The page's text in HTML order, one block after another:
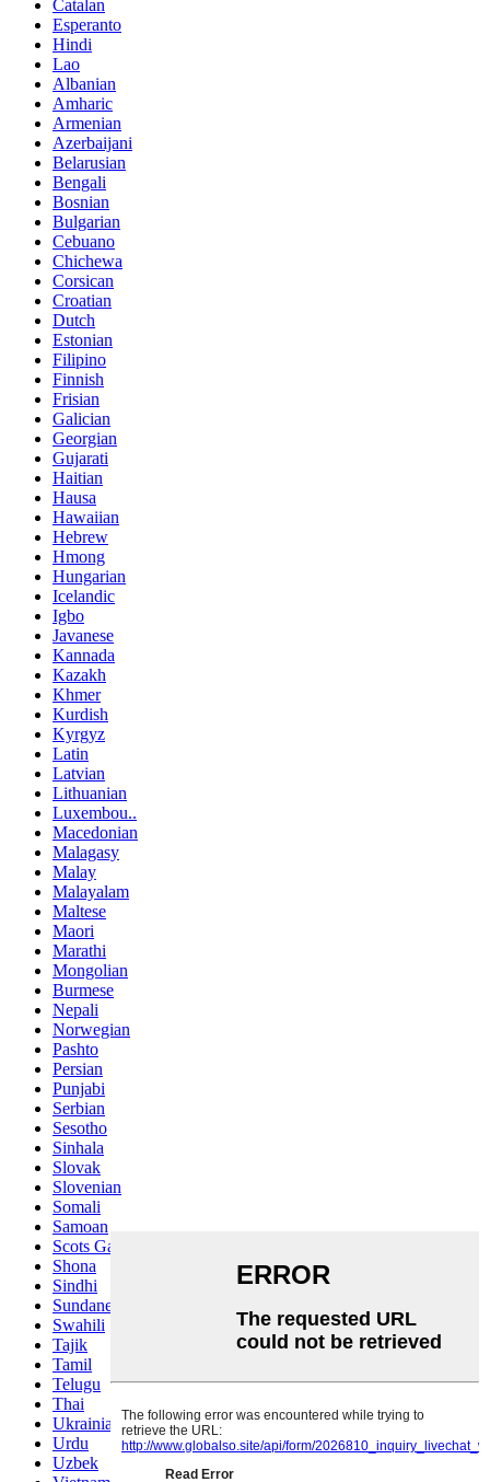
Catalan
Esperanto
Hindi
Lao
Albanian
Amharic
Armenian
Azerbaijani
Belarusian
Bengali
Bosnian
Bulgarian
Cebuano
Chichewa
Corsican
Croatian
Dutch
Estonian
Filipino
Finnish
Frisian
Galician
Georgian
Gujarati
Haitian
Hausa
Hawaiian
Hebrew
Hmong
Hungarian
Icelandic
Igbo
Javanese
Kannada
Kazakh
Khmer
Kurdish
Kyrgyz
Latin
Latvian
Lithuanian
Luxembou..
Macedonian
Malagasy
Malay
Malayalam
Maltese
Maori
Marathi
Mongolian
Burmese
Nepali
Norwegian
Pashto
Persian
Punjabi
Serbian
Sesotho
Sinhala
Slovak
Slovenian
Somali
Samoan
Scots Gaelic
Shona
Sindhi
Sundanese
Swahili
Tajik
Tamil
Telugu
Thai
Ukrainian
Urdu
Uzbek